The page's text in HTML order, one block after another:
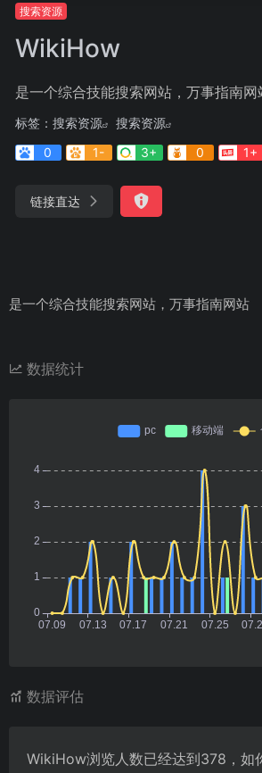
搜索资源
WikiHow
是一个综合技能搜索网站，万事指南网
标签： 搜索资源
搜索资源
0
1- 3+ 0 1+
链接直达
是一个综合技能搜索网站，万事指南网站
数据统计
数据评估
WikiHow浏览人数已经达到378，如